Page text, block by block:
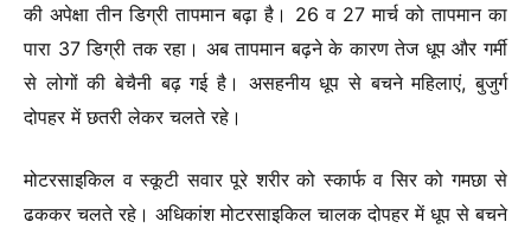
की अपेक्षा तीन डिग्री तापमान बढ़ा है। 26 व 27 मार्च को तापमान का
पारा 37 डिग्री तक रहा। अब तापमान बढ़ने के कारण तेज धूप और गर्मी
से लोगों की बेचैनी बढ़ गई है। असहनीय धूप से बचने महिलाएं, बुजुर्ग
दोपहर में छतरी लेकर चलते रहे।
मोटरसाइकिल व स्कूटी सवार पूरे शरीर को स्कार्फ व सिर को गमछा से
ढककर चलते रहे। अधिकांश मोटरसाइकिल चालक दोपहर में धूप से बचने